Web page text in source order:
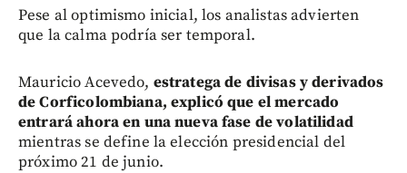
Pese al optimismo inicial, los analistas advierten
que la calma podría ser temporal.
Mauricio Acevedo, estratega de divisas y derivados
de Corficolombiana, explicó que el mercado
entrará ahora en una nueva fase de volatilidad
mientras se define la elección presidencial del
próximo 21 de junio.